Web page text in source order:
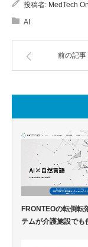
投稿者: MedTech
AI
前の記事
FRONTEOの転倒転
テムが介護施設でも